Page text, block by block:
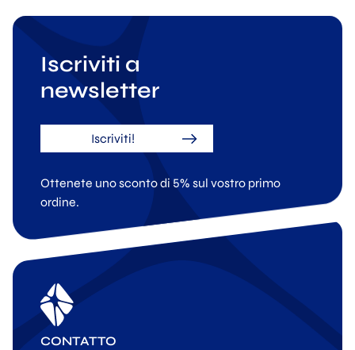
Iscriviti a
newsletter
Iscriviti!
Ottenete uno sconto di 5% sul vostro primo
ordine.
CONTATTO